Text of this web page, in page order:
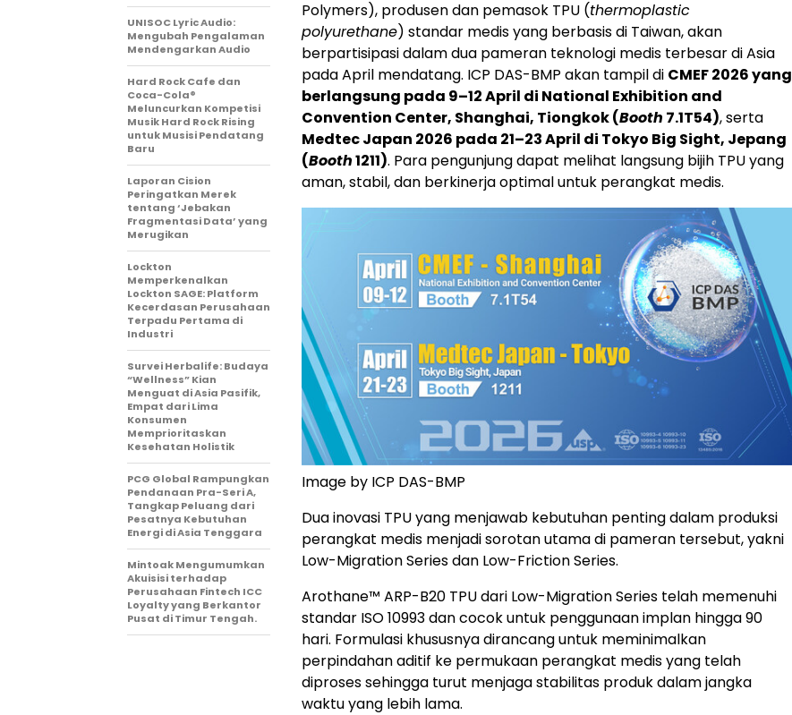
Polymers), produsen dan pemasok TPU (thermoplastic
polyurethane) standar medis yang berbasis di Taiwan, akan
berpartisipasi dalam dua pameran teknologi medis terbesar di Asia
pada April mendatang. ICP DAS-BMP akan tampil di CMEF 2026 yang
berlangsung pada 9–12 April di National Exhibition and
Convention Center, Shanghai, Tiongkok (Booth 7.1T54), serta
Medtec Japan 2026 pada 21–23 April di Tokyo Big Sight, Jepang
(Booth1211). Para pengunjung dapat melihat langsung bijih TPU yang
aman, stabil, dan berkinerja optimal untuk perangkat medis.
Image by ICP DAS-BMP
Dua inovasi TPU yang menjawab kebutuhan penting dalam produksi
perangkat medis menjadi sorotan utama di pameran tersebut, yakni
Low-Migration Series dan Low-Friction Series.
Arothane™ ARP-B20 TPU dari Low-Migration Series telah memenuhi
standar ISO 10993 dan cocok untuk penggunaan implan hingga 90
hari. Formulasi khususnya dirancang untuk meminimalkan
perpindahan aditif ke permukaan perangkat medis yang telah
diproses sehingga turut menjaga stabilitas produk dalam jangka
waktu yang lebih lama.
UNISOC Lyric Audio:
Mengubah Pengalaman
Mendengarkan Audio
Hard Rock Cafe dan
Coca-Cola®
Meluncurkan Kompetisi
Musik Hard Rock Rising
untuk Musisi Pendatang
Baru
Laporan Cision
Peringatkan Merek
tentang ‘Jebakan
Fragmentasi Data’ yang
Merugikan
Lockton
Memperkenalkan
Lockton SAGE: Platform
Kecerdasan Perusahaan
Terpadu Pertama di
Industri
Survei Herbalife: Budaya
“Wellness” Kian
Menguat di Asia Pasifik,
Empat dari Lima
Konsumen
Memprioritaskan
Kesehatan Holistik
PCG Global Rampungkan
Pendanaan Pra-Seri A,
Tangkap Peluang dari
Pesatnya Kebutuhan
Energi di Asia Tenggara
Mintoak Mengumumkan
Akuisisi terhadap
Perusahaan Fintech ICC
Loyalty yang Berkantor
Pusat di Timur Tengah.